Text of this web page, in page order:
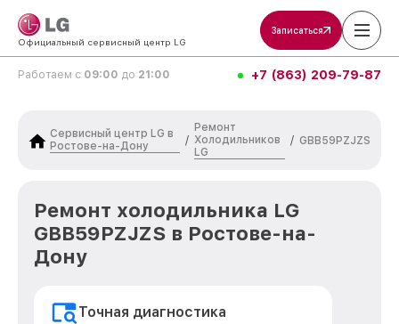
Официальный сервисный центр LG
Записаться
Работаем с 09:00 до 21:00 +7 (863) 209-79-87
Сервисный центр LG в
Ростове-на-Дону
/
Ремонт
Холодильников
LG
/ GBB59PZJZS
Ремонт холодильника LG
GBB59PZJZS в Ростове-на-
Дону
Точная диагностика